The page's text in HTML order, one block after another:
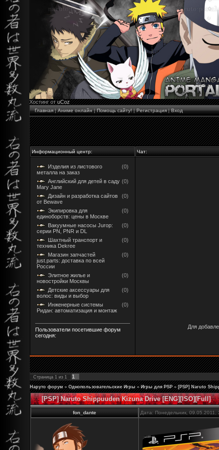
Хостинг отuCoz
Главная|Аниме онлайн|Помощь сайту!|Регистрация|Вход
Информационный центр: Чат:
Изделия из листового
металла на заказ
(0)
Английский для детей в саду
Mary Jane
(0)
Дизайн и разработка сайтов
от Bewave
(0)
Экипировка для
единоборств: цены в Москве
(0)
Вакуумные насосы Jurop:
серии PN, PNR и DL
(0)
Шахтный транспорт и
техника Dekree
(0)
Магазин запчастей
just.parts: доставка по всей
России
(0)
Элитное жилье и
новостройки Москвы
(0)
Детские аксессуары для
волос: виды и выбор
(0)
Инженерные системы
Ридан: автоматизация и монтаж
(0)
Пользователи посетившие форум
сегодня:
Для
Страница 1 из 1 1
Наруто форум » Однопользовательские Игры » Игры для PSP » [PSP] Naruto
[PSP] Naruto Shippuuden Kizuna Drive [ENG][ISO][Full]
fon_dante Дата: Понедельник,